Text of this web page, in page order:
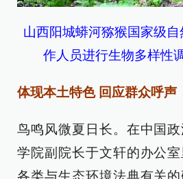
山西阳城蟒河猕猴国家级
作人员进行生物多样性
体现本土特色 回应群众呼声
鸟鸣风微夏日长。在中国
学院副院长于文轩的办公
各类与生态环境法典有关